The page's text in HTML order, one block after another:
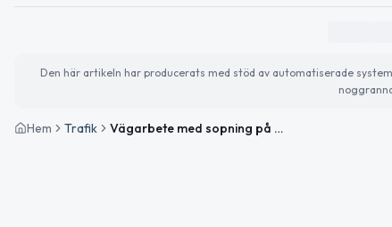
Den här artikeln har producerats med stöd av automatiserade
Hem Trafik Vägarbete med sopning på Väg 83 mellan Östavallssågen och Näset